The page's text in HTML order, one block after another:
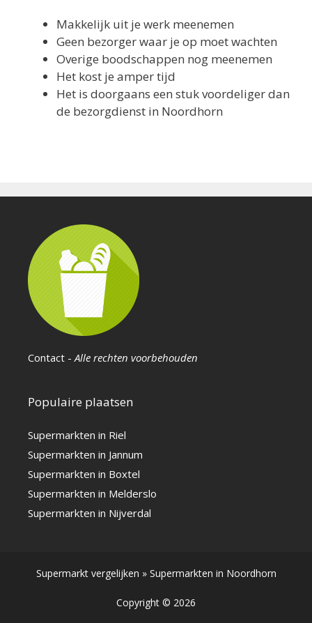
Het kost je amper tijd
Het is doorgaans een stuk voordeliger dan
de bezorgdienst in Noordhorn
Contact Alle rechten voorbehouden
Supermarkten in Jannum
Supermarkten in Melderslo
Supermarkten in Nijverdal
Supermarkt vergelijken»Supermarkten in Noordhorn